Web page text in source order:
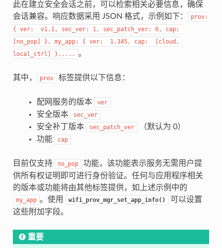
此在建立安全会话之前，可以检索相关必要信息，确保
会话兼容。响应数据采用 JSON 格式，示例如下：
prov:
{
ver: v1.1, sec_ver: 1, sec_patch_ver: 0,
cap:
[no_pop]
}, my_app: { ver: 1.345, cap:
[cloud,
local_ctrl]
},.... 。
其中， prov 标签提供以下信息：
配网服务的版本 ver
安全版本 sec_ver
安全补丁版本 sec_patch_ver
（默认为 0）
功能
cap
目前仅支持 no_pop
功能，该功能表示服务无需用户提
供所有权证明即可进行身份验证。任何与应用程序相关
的版本或功能将由其他标签提供，如上述示例中的
my_app 。使用 wifi_prov_mgr_set_app_info()
可以设置
这些附加字段。
重要